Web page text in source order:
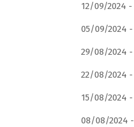
12/09/2024 -
05/09/2024 -
29/08/2024 -
22/08/2024 -
15/08/2024 -
08/08/2024 -